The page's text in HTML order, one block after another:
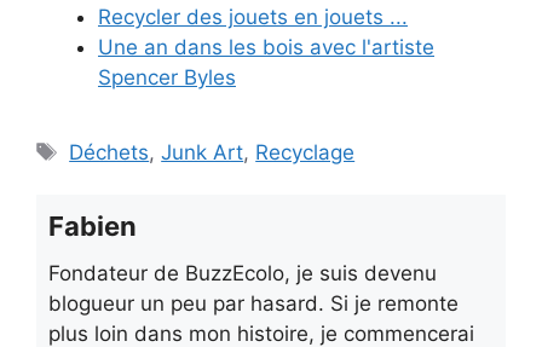
Recycler des jouets en jouets ...
Une an dans les bois avec l'artiste
Spencer Byles
Étiquettes
Déchets,Junk Art, Recyclage
Fabien
Fondateur de BuzzEcolo, je suis devenu
blogueur un peu par hasard. Si je remonte
plus loin dans mon histoire, je commencerai